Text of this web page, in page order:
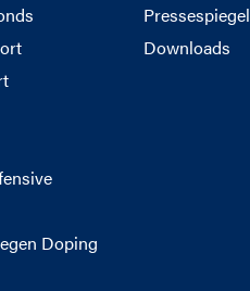
Doping
Pressespiegel
Downloads